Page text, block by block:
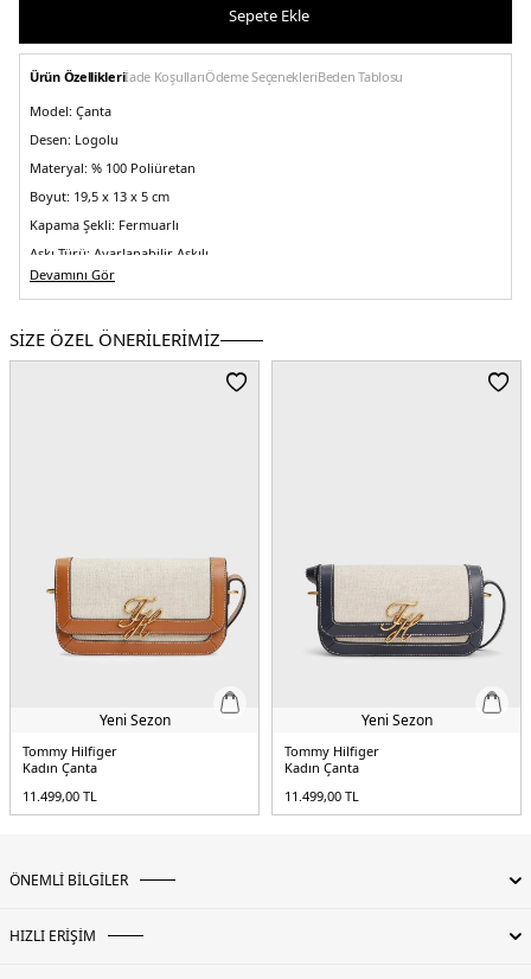
Sepete Ekle
Ürün Özellikleriİade KoşullarıÖdeme SeçenekleriBeden Tablosu
Model: Çanta
Desen: Logolu
Materyal: % 100 Poliüretan
Boyut: 19,5 x 13 x 5 cm
Kapama Şekli: Fermuarlı
Askı Türü: Ayarlanabilir Askılı
Menşei:Kamboçya
2DEAW0AW17450DW6.12
Devamını Gör
SİZE ÖZEL ÖNERİLERİMİZ
Yeni Sezon
Tommy Hilfiger
Kadın Çanta
11.499,00 TL
Yeni Sezon
Tommy Hilfiger
Kadın Çanta
11.499,00 TL
ÖNEMLİ BİLGİLER
HIZLI ERİŞİM